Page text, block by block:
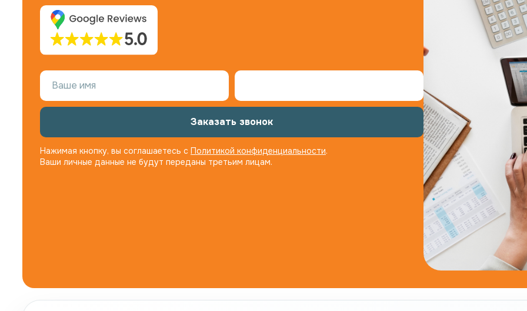
Заказать звонок
Нажимая кнопку, вы соглашаетесь с Политикой конфиденциальности.
Ваши личные данные не будут переданы третьим лицам.